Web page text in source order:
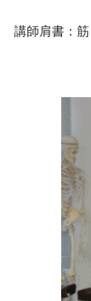
講師肩書：